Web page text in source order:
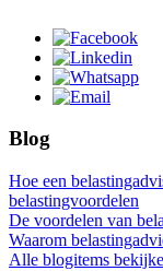
Blog
Hoe een
belastingvoordelen
De voordelen van
Waarom
Alle blogitems